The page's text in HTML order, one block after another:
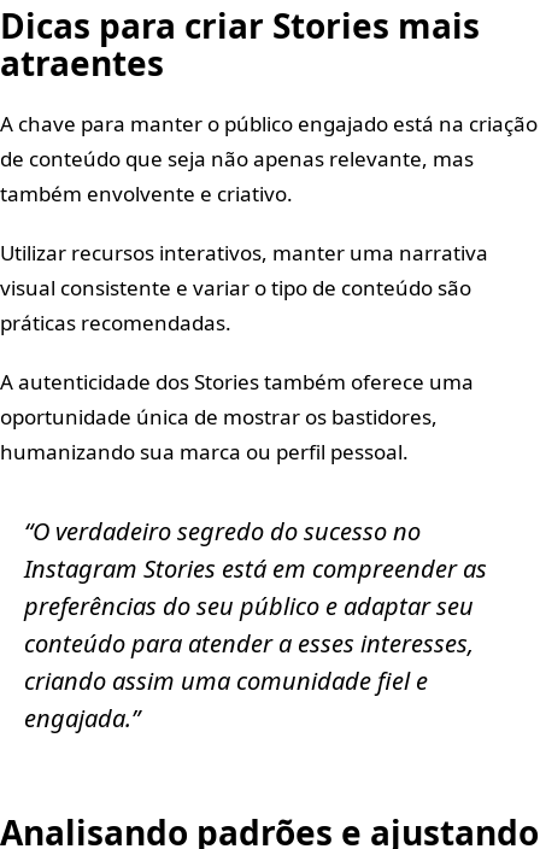
Dicas para criar Stories mais
atraentes
A chave para manter o público engajado está na criação
de conteúdo que seja não apenas relevante, mas
também envolvente e criativo.
Utilizar recursos interativos, manter uma narrativa
visual consistente e variar o tipo de conteúdo são
práticas recomendadas.
A autenticidade dos Stories também oferece uma
oportunidade única de mostrar os bastidores,
humanizando sua marca ou perfil pessoal.
“O verdadeiro segredo do sucesso no
Instagram Stories está em compreender as
preferências do seu público e adaptar seu
conteúdo para atender a esses interesses,
criando assim uma comunidade fiel e
engajada.”
Analisando padrões e ajustando